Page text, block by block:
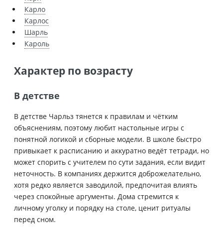
Карло
Карлос
Шарль
Кароль
Характер по возрасту
В детстве
В детстве Чарльз тянется к правилам и чётким
объяснениям, поэтому любит настольные игры с
понятной логикой и сборные модели. В школе быстро
привыкает к расписанию и аккуратно ведёт тетради, но
может спорить с учителем по сути задания, если видит
неточность. В компаниях держится доброжелательно,
хотя редко является заводилой, предпочитая влиять
через спокойные аргументы. Дома стремится к
личному уголку и порядку на столе, ценит ритуалы
перед сном.